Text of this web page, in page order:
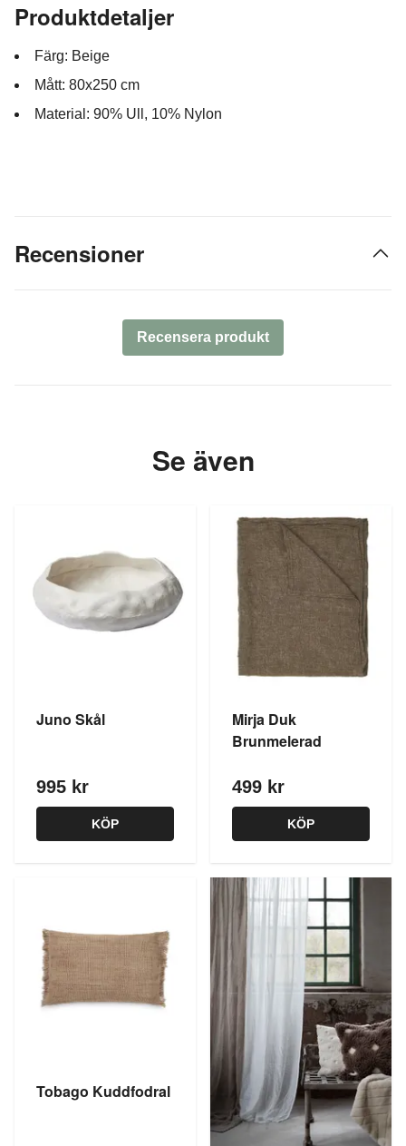
Produktdetaljer
Färg: Beige
Mått: 80x250 cm
Material: 90% Ull, 10% Nylon
Recensioner
Recensera produkt
Se även
Juno Skål
995 kr
KÖP
Mirja Duk
Brunmelerad
499 kr
KÖP
Tobago Kuddfodral